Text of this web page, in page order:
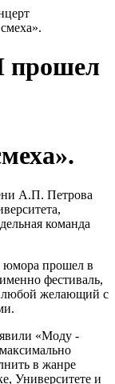
прошел
А.П. Петрова
команда
юмора прошел в
фестиваль,
любой желающий с
«Моду -
в жанре
Университете и